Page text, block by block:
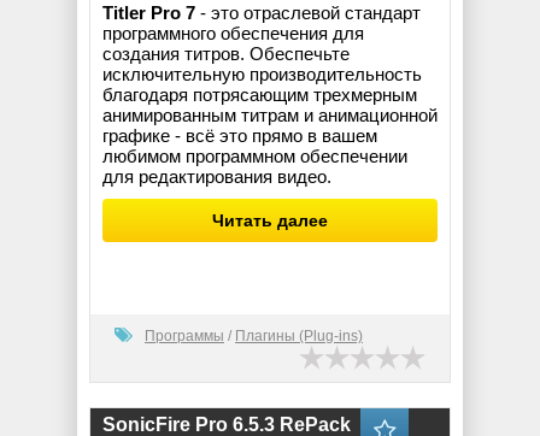
Titler Pro 7 - это отраслевой стандарт
программного обеспечения для
создания титров. Обеспечьте
исключительную производительность
благодаря потрясающим трехмерным
анимированным титрам и анимационной
графике - всё это прямо в вашем
любимом программном обеспечении
для редактирования видео.
Читать далее
Программы / Плагины (Plug-ins)
SonicFire Pro 6.5.3 RePack